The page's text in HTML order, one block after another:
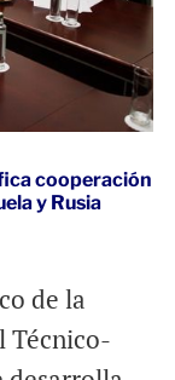
cooperación
y Rusia
de la
Técnico-